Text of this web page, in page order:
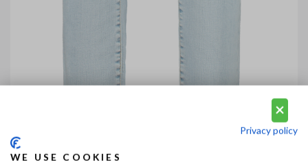
Privacy policy
WE USE COOKIES